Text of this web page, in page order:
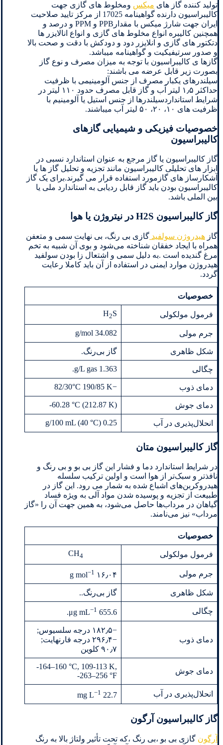
تولید کننده گاز های میکس ومخلوط های گازی جهت
کالیبراسیون دارنده گواهینامه 17025 از مرکز تایید صلاحیت
ایران جهت شارژ میکس با مقدارPPB و PPM و درصد و
همچنین کالیبره انواع مخلوط های گازی و انواع انالایزر ها
دتکتور های گازی و انلایزر دود و دودکش با دقت و صحت بالا
و صدور سرتیفیکیت و گواهینامه میباشد.
گازها ی کالیبراسیون با توجه به میزان مصرف و نوع گاز
بصورت زیر قابل عرضه می باشند:
سیلندرهای یکبار مصرف از جنس آلومینیمی با ظرفیت
حداکثر ۱٫۵ لیتر آب و گاز قابل مصرف حدود ۱۱۰ لیتر در
شرایط استانداردسیلندرها از جنس استیل یا آلومینیم با
ظرفیت های ۱۰، ۲۰، ۵۰ لیتر آب میباشند.
خصوصیات فیزیکی و شیمیایی گازهای
کالیبراسیون
گاز کالیبراسیون یا گاز مرجع به عنوان استاندارد نسبی در
ابزار های تحلیلی کالیبراسیون مانند تجزیه و تحلیل گاز ها یا
آشکارساز های گازمورد استفاده قرار می گیرند.برای یک گاز
کالیبراسیون بودن باید گاز قابل ردیابی به استاندارد ملی یا
بین الملی باشد.
گاز کالیبراسیون H2S در نیتروژن یا هوا
گاز هیدروژن سولفید گازی بی رنگ، بی نهایت سمی و متعفن
همراه با ایجاد خفقان شناخته می‌شود و بوی آن شبیه به تخم
مرغ گندیده است .به دلیل سمی و اشتعال زا بودن سولفید
هیدروژن موارد ایمنی در استفاده از آن باید کاملا رعایت
گردد.
خصوصیات
فرمول مولکولی H2S
جرم مولی 34.082 g/mol
شکل ظاهری گاز بی‌رنگ.
چگالی 1.363 g/L gas.
دمای ذوب −82/30°C 190/85 K
دمای جوش ‎-60.28 °C (212.87 K)
انحلال‌پذیری در آب 0.25 g/100 mL (40 °C)
گاز کالیبراسیون متان
در شرایط استاندارد دما و فشار این گاز بی بو و بی‌ رنگ و
نافذتر و سبک‌تر از هوا است و اولین ترکیب سلسله
هیدروکربن‌های اشباع شده به شمار می رود. این گاز در
طبیعت از تجزیه و پوسیده شدن مواد آلی به ویژه فساد
گیاهان در مرداب‌ها حاصل می‌شود، به همین جهت آن را «گاز
مرداب» نیز می‌نامند.
خصوصیات
فرمول مولکولی 4
جرم مولی ۱۶٫۰۴ g mol −1
شکل ظاهری گاز بی‌رنگ..
چگالی 655.6 μg mL
−1
.
دمای ذوب
−۱۸۲٫۵ درجه سلسیوس;
−۲۹۶٫۴ درجه فارنهایت;
۹۰٫۷ کلوین
دمای جوش
‎-164–160 °C, 109-113 K,
-263–256 °F
انحلال‌پذیری در آب 22.7 mg L
−1
گاز کالیبراسیون آرگون
آرگون گازی بی بو ،بی رنگ ،که تحت تأثیر ولتاژ بالا به رنگ